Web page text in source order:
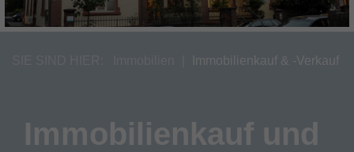
Immobilienkauf & -Verkauf
Immobilienkauf und